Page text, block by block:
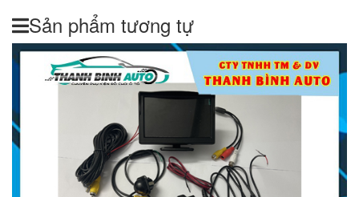
Sản phẩm tương tự